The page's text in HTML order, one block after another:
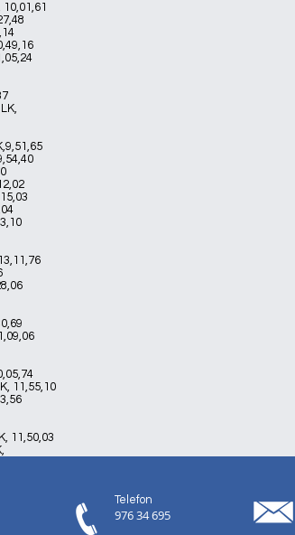
11,55,10
11,50,03
Telefon
976 34 695